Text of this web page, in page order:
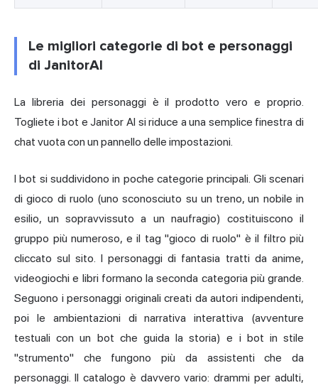
Le migliori categorie di bot e personaggi
di JanitorAI
La libreria dei personaggi è il prodotto vero e proprio.
Togliete i bot e Janitor AI si riduce a una semplice finestra di
chat vuota con un pannello delle impostazioni.
I bot si suddividono in poche categorie principali. Gli scenari
di gioco di ruolo (uno sconosciuto su un treno, un nobile in
esilio, un sopravvissuto a un naufragio) costituiscono il
gruppo più numeroso, e il tag "gioco di ruolo" è il filtro più
cliccato sul sito. I personaggi di fantasia tratti da anime,
videogiochi e libri formano la seconda categoria più grande.
Seguono i personaggi originali creati da autori indipendenti,
poi le ambientazioni di narrativa interattiva (avventure
testuali con un bot che guida la storia) e i bot in stile
"strumento" che fungono più da assistenti che da
personaggi. Il catalogo è davvero vario: drammi per adulti,